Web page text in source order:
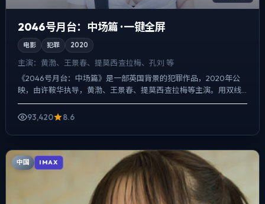
2046号月台：中场篇 · 一键全屏
电影 犯罪 2020
主演： 黄渤、王景春、提莫西·查拉梅、孔刘 等
《2046号月台：中场篇》是一部英国背景的犯罪作品，2020年公
映，由许鞍华执导，黄渤、王景春、提莫西·查拉梅等主演。用双线
叙事把过去与现在拧成一股绳，动作戏服务于叙事节点，每...
93,420
8.6
中国 IMAX